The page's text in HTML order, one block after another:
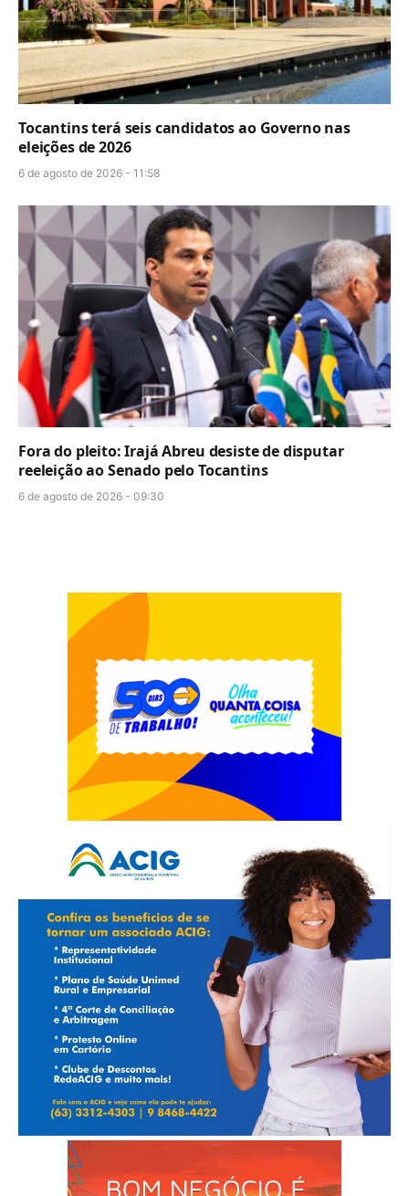
Tocantins terá seis candidatos ao Governo nas
eleições de 2026
6 de agosto de 2026 - 11:58
Fora do pleito: Irajá Abreu desiste de disputar
reeleição ao Senado pelo Tocantins
6 de agosto de 2026 - 09:30